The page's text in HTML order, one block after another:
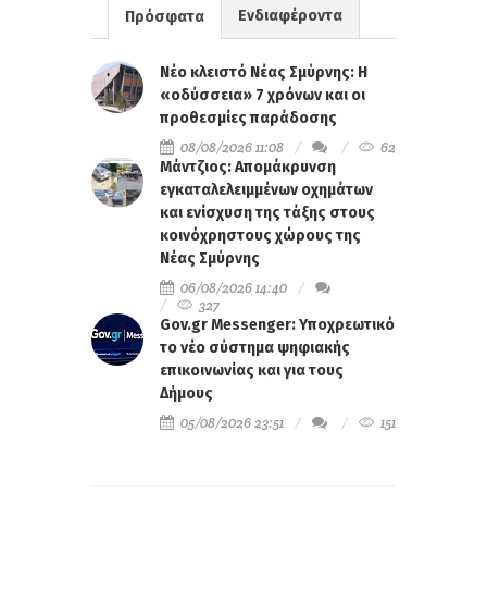
Πρόσφατα Ενδιαφέροντα
Νέο κλειστό Νέας Σμύρνης: Η
«οδύσσεια» 7 χρόνων και οι
προθεσμίες παράδοσης
08/08/2026 11:08
62
Μάντζιος: Απομάκρυνση
εγκαταλελειμμένων οχημάτων
και ενίσχυση της τάξης στους
κοινόχρηστους χώρους της
Νέας Σμύρνης
06/08/2026 14:40
327
Gov.gr Messenger: Υποχρεωτικό
το νέο σύστημα ψηφιακής
επικοινωνίας και για τους
Δήμους
05/08/2026 23:51
151